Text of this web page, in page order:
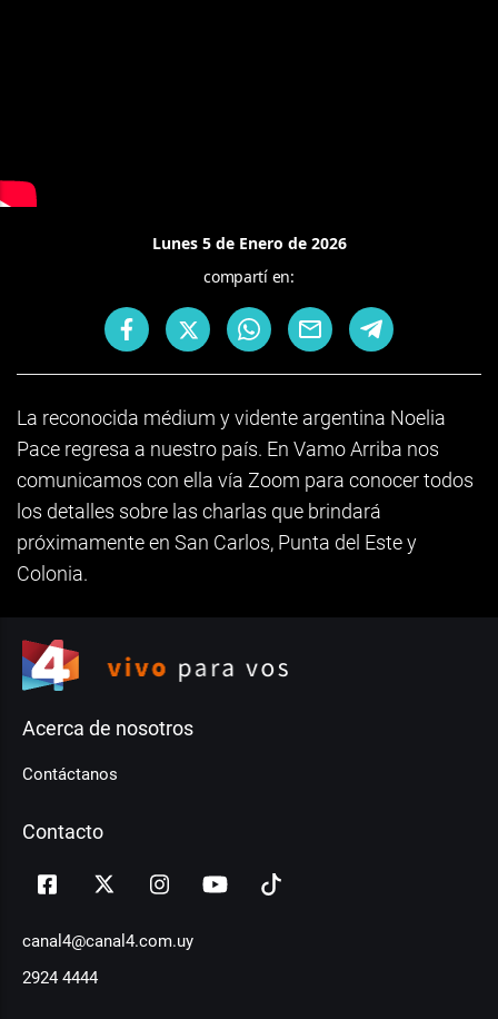
Lunes 5 de Enero de 2026
compartí en:
La reconocida médium y vidente argentina Noelia
Pace regresa a nuestro país. En Vamo Arriba nos
comunicamos con ella vía Zoom para conocer todos
los detalles sobre las charlas que brindará
próximamente en San Carlos, Punta del Este y
Colonia.
Acerca de nosotros
Contáctanos
Contacto
canal4@canal4.com.uy
2924 4444